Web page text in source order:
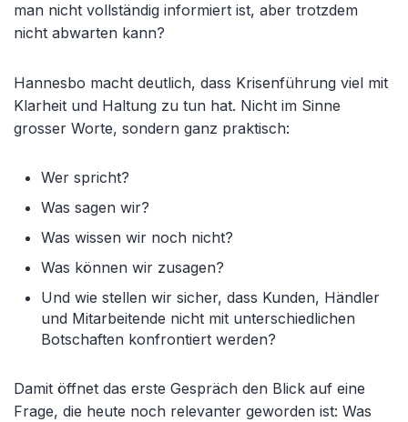
man nicht vollständig informiert ist, aber trotzdem
nicht abwarten kann?
Hannesbo macht deutlich, dass Krisenführung viel mit
Klarheit und Haltung zu tun hat. Nicht im Sinne
grosser Worte, sondern ganz praktisch:
Wer spricht?
Was sagen wir?
Was wissen wir noch nicht?
Was können wir zusagen?
Und wie stellen wir sicher, dass Kunden, Händler
und Mitarbeitende nicht mit unterschiedlichen
Botschaften konfrontiert werden?
Damit öffnet das erste Gespräch den Blick auf eine
Frage, die heute noch relevanter geworden ist: Was